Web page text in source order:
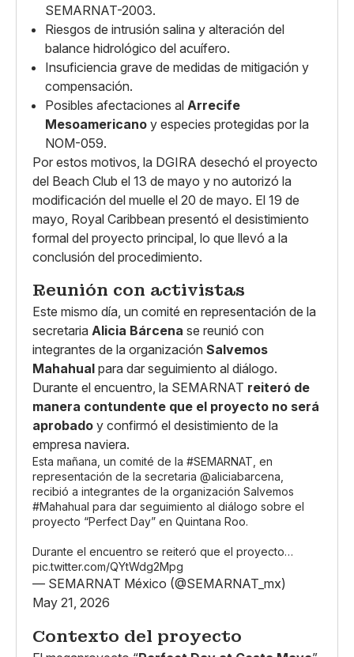
SEMARNAT-2003.
Riesgos de intrusión salina y alteración del
balance hidrológico del acuífero.
Insuficiencia grave de medidas de mitigación y
compensación.
Posibles afectaciones al Arrecife
Mesoamericano y especies protegidas por la
NOM-059.
Por estos motivos, la DGIRA desechó el proyecto
del Beach Club el 13 de mayo y no autorizó la
modificación del muelle el 20 de mayo. El 19 de
mayo, Royal Caribbean presentó el desistimiento
formal del proyecto principal, lo que llevó a la
conclusión del procedimiento.
Reunión con activistas
Este mismo día, un comité en representación de la
secretaria Alicia Bárcena se reunió con
integrantes de la organización Salvemos
Mahahual para dar seguimiento al diálogo.
Durante el encuentro, la SEMARNAT reiteró de
manera contundente que el proyecto no será
aprobado y confirmó el desistimiento de la
empresa naviera.
Esta mañana, un comité de la #SEMARNAT , en
representación de la secretaria @aliciabarcena
recibió a integrantes de la organización Salvemos
#Mahahual para dar seguimiento al diálogo sobre el
proyecto “Perfect Day” en Quintana Roo.
Durante el encuentro se reiteró que el proyecto…
pic.twitter.com/QYtWdg2Mpg
— SEMARNAT México (@SEMARNAT_mx)
May 21, 2026
Contexto del proyecto